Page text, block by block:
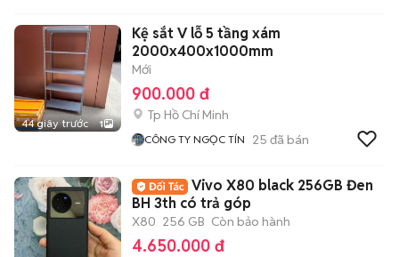
44 giây trước 1
Kệ sắt V lỗ 5 tầng xám
2000x400x1000mm
Mới
900.000 đ
Tp Hồ Chí Minh
CÔNG TY NGỌC TÍN 25 đã bán
Vivo X80 black 256GB Đen
BH 3th có trả góp
X80 256 GB Còn bảo hành
4.650.000 đ